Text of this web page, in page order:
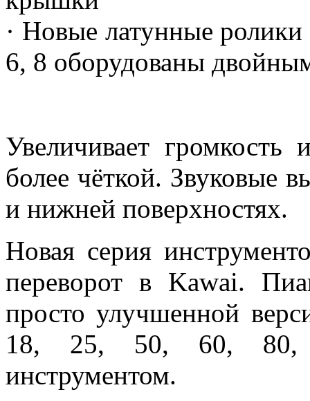
· Новые латунные
6, 8 оборудованы
Увеличивает громкость
более чёткой. Звуковые
и нижней поверхностях.
Новая серия
переворот в Kawai.
просто улучшенной
18, 25, 50, 60, 80,
инструментом.